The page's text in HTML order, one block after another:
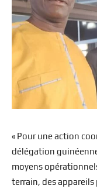
« Pour une action
délégation
moyens
terrain, des